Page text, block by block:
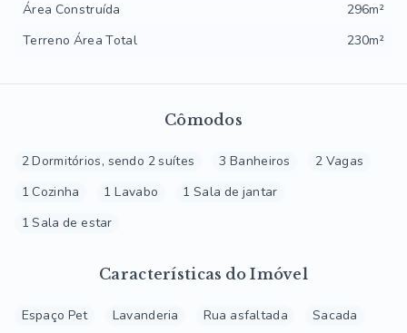
Cômodos
2 Dormitórios, sendo 2 suítes 3 Banheiros
2 Vagas
1 Cozinha
1 Lavabo
1 Sala de jantar
1 Sala de estar
Características do Imóvel
Espaço Pet Lavanderia Rua asfaltada Sacada
Área Construída
296m²
Terreno Área Total
230m²